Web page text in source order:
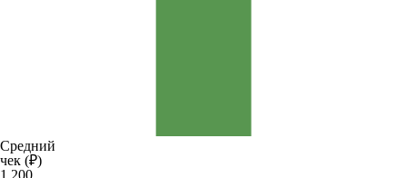
Средний
чек (₽)